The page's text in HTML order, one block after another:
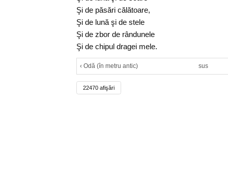
Şi de păsări călătoare,
Şi de lună şi de stele
Şi de zbor de rândunele
Şi de chipul dragei mele.
‹ Odă (în metru antic) sus
22470 afişări